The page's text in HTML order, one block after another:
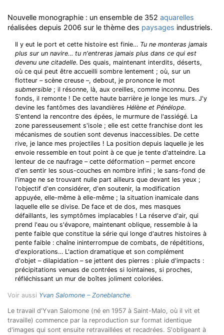
Nouvelle monographie : un ensemble de 352 aquarelles
réalisées depuis 2006 sur le thème des paysages industriels.
Il y eut le port et cette histoire est finie… Tu ne monteras jamais
plus sur un navire… tu n'entreras jamais plus dans ce qui est
devenu une citadelle. Des quais, maintenant interdits, déserts,
où ce qui peut être accueilli sombre lentement ; où, sur un
flotteur – scène creuse –, debout, je prononce le mot
submersible ; il résonne, là, aux oreilles, comme inconnu. Des
fonds, il remonte ! De cette haute barrière je longe les murs. J'y
devine les fantômes des lavandières Hélène et Pénélope.
S'entend la rencontre des épées, le murmure de l'assiégé. La
zone paresseusement s'isole ; elle est cette franchise dont les
mécanismes de soutien sont devenus inaccessibles. De cette
rive, je lance mes projectiles ! La position depuis laquelle je les
envoie ressemble en tout point à ce que je tente d'atteindre. La
lenteur de ce naufrage – cette déformation – permet encore
d'en sentir les sous-couches en nombre infini ; le sans-fond de
l'image ne se trouvant nulle part ailleurs que devant les yeux ;
l'objectif d'en considérer, d'en soutenir, la modification
appuyée, elle-même à elle-même ; la situation inamicale dans
laquelle elle se divise. De face et de dos, mes masques
défaillants, les symptômes implacables ! La réserve d'air, qui
prend l'eau ou s'évapore, maintenant oblique, ressemble à la
pente faible que constitue la série qui longe d'autres histoires à
pente faible : chaîne ininterrompue de combats, de répétitions,
d'explorations… L'action dramatique et son complément
d'objet – dilapidation – se jettent des pierres : pluie d'impacts :
précipitations venues de contrées si lointaines, si proches,
réfléchissant un mur de boîtes joliment coloriées.
Voir aussi Yvan Salomone – Zoneblanche.
Le travail d'Yvan Salomone (né en 1957 à Saint-Malo, où il vit et
travaille) commence par la reproduction sur format identique
d'images qui sont ensuite retravaillées et recadrées. S'obligeant à